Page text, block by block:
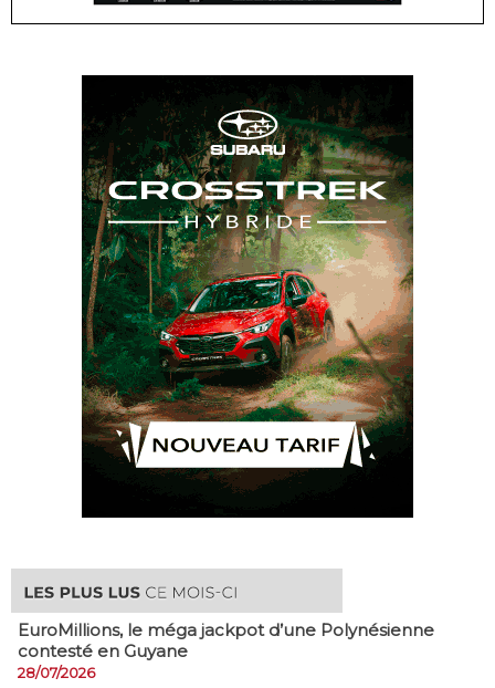
EuroMillions, ​le méga jackpot d’une Polynésienne
contesté en Guyane
28/07/2026